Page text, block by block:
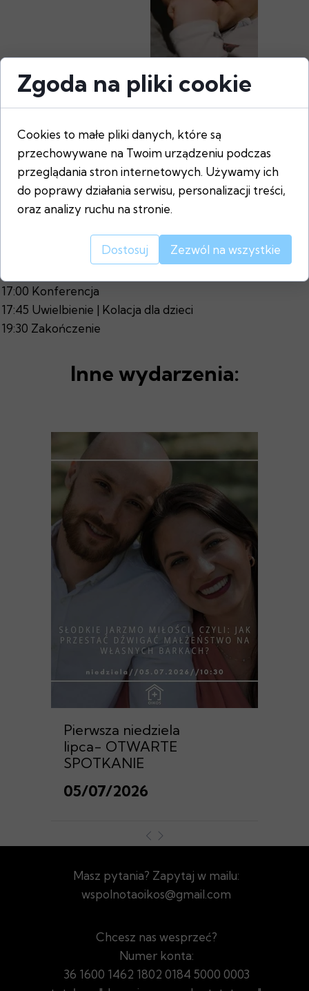
Chcesz nas wesprzeć?
Numer konta:
36 1600 1462 1802 0184 5000 0003
Masz pytania? Zapytaj w mailu:
wspolnotaoikos@gmail.com
Opis
PLAN SPOTKANIA:
17:00 Konferencja
17:45 Uwielbienie | Kolacja dla dzieci
19:30 Zakończenie
Inne wydarzenia:
Pierwsza niedziela
lipca- OTWARTE
SPOTKANIE
05/07/2026
Zgoda na pliki cookie
Cookies to małe pliki danych, które są
przechowywane na Twoim urządzeniu podczas
przeglądania stron internetowych. Używamy ich
do poprawy działania serwisu, personalizacji treści,
oraz analizy ruchu na stronie.
Dostosuj Zezwól na wszystkie